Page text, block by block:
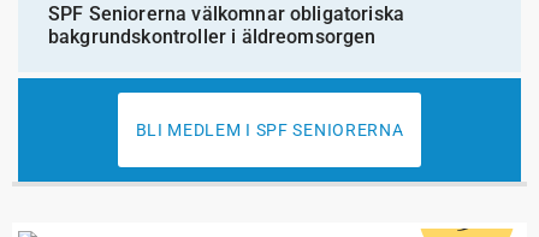
SPF Seniorerna välkomnar obligatoriska
bakgrundskontroller i äldreomsorgen
BLI MEDLEM I SPF SENIORERNA
5